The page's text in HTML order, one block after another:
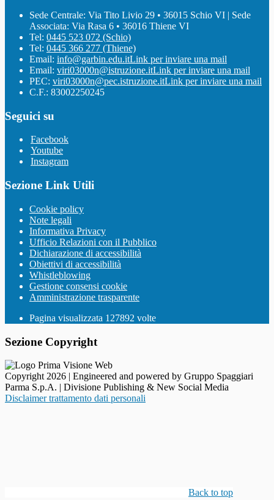
Sede Centrale: Via Tito Livio 29 • 36015 Schio VI | Sede
Associata: Via Rasa 6 • 36016 Thiene VI
Tel: 0445 523 072 (Schio)
Tel: 0445 366 277 (Thiene)
Email: info@garbin.edu.itLink per inviare una mail
Email: viri03000n@istruzione.itLink per inviare una mail
PEC: viri03000n@pec.istruzione.itLink per inviare una mail
C.F.: 83002250245
Seguici su
Facebook
Youtube
Instagram
Sezione Link Utili
Cookie policy
Note legali
Informativa Privacy
Ufficio Relazioni con il Pubblico
Dichiarazione di accessibilità
Obiettivi di accessibilità
Whistleblowing
Gestione consensi cookie
Amministrazione trasparente
Pagina visualizzata 127892 volte
Sezione Copyright
Copyright 2026 | Engineered and powered by Gruppo Spaggiari
Parma S.p.A. | Divisione Publishing & New Social Media
Disclaimer trattamento dati personali
Back to top